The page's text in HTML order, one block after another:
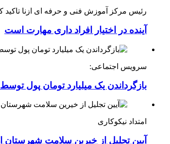
رئیس مرکز آموزش فنی و حرفه ای ازنا تاکید
آینده در اختیار افراد داری مهارت است
سرویس اجتماعی:
بازگرداندن یک میلیارد تومان پول توسط
امتداد نیکوکاری
آیین تجلیل از خیرین سلامت شهرستان